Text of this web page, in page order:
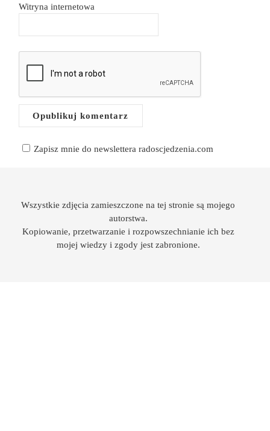
Witryna internetowa
Zapisz mnie do newslettera radoscjedzenia.com
Wszystkie zdjęcia zamieszczone na tej stronie są mojego
autorstwa.
Kopiowanie, przetwarzanie i rozpowszechnianie ich bez
mojej wiedzy i zgody jest zabronione.